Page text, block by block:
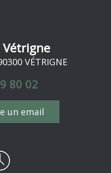
Vétrigne
VÉTRIGNE
80 02
un email